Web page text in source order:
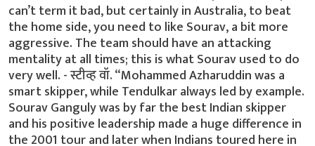
can’t term it bad, but certainly in Australia, to beat
the home side, you need to like Sourav, a bit more
aggressive. The team should have an attacking
mentality at all times; this is what Sourav used to do
very well. - स्टीव्ह वॉ. “Mohammed Azharuddin was a
smart skipper, while Tendulkar always led by example.
Sourav Ganguly was by far the best Indian skipper
and his positive leadership made a huge difference in
the 2001 tour and later when Indians toured here in